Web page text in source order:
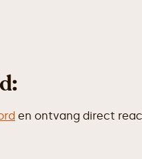
en ontvang direct